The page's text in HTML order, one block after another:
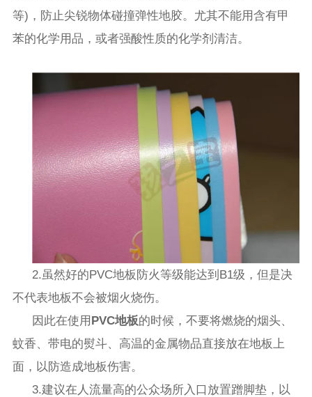
等)，防止尖锐物体碰撞弹性地胶。尤其不能用含有甲
苯的化学用品，或者强酸性质的化学剂清洁。
2.虽然好的 PVC地板防火等级能达到 B1级，但是决
不代表地板不会被烟火烧伤。
因此在使用 PVC地板的时候，不要将燃烧的烟头、
蚊香、带电的熨斗、高温的金属物品直接放在地板上
面，以防造成地板伤害。
3.建议在人流量高的公众场所入口放置蹭脚垫，以